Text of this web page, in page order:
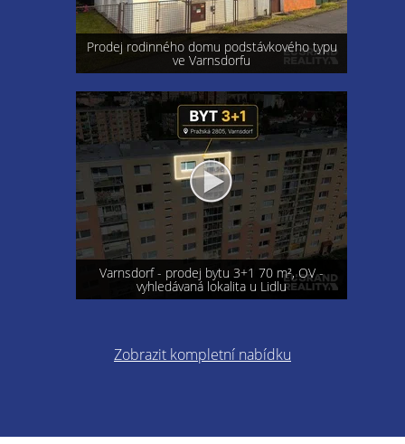
Prodej rodinného domu podstávkového typu
ve Varnsdorfu
Varnsdorf - prodej bytu 3+1 70 m², OV -
vyhledávaná lokalita u Lidlu
Zobrazit kompletní nabídku